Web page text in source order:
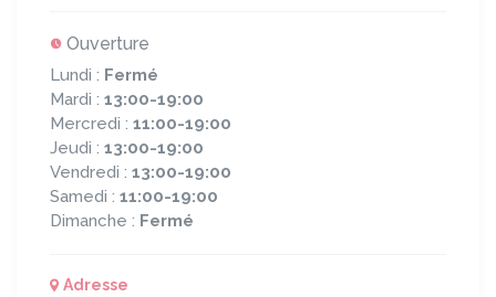
Ouverture
Lundi : Fermé
Mardi : 13:00-19:00
Mercredi : 11:00-19:00
Jeudi : 13:00-19:00
Vendredi : 13:00-19:00
Samedi : 11:00-19:00
Dimanche : Fermé
Adresse